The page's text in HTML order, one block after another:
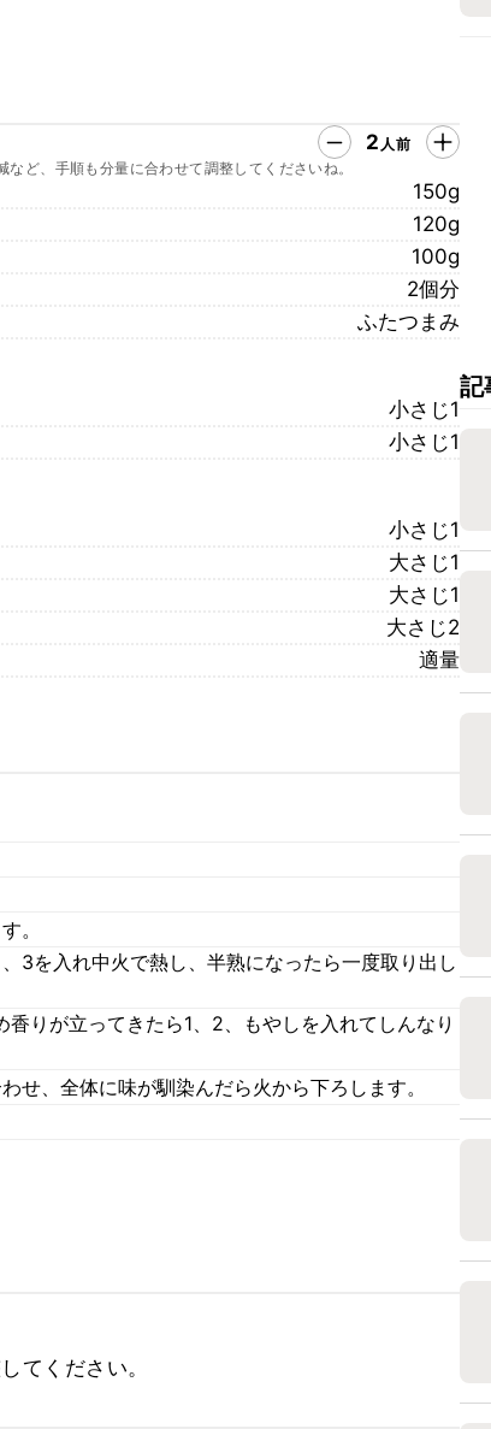
2 人前
ど、手順も分量に合わせて調整してくださいね。
150g
120g
100g
2個分
ふたつまみ
小さじ1
小さじ1
小さじ1
大さじ1
大さじ1
大さじ2
適量
。
3を入れ中火で熱し、半熟になったら一度取り出し
りが立ってきたら1、2、もやしを入れてしんなり
せ、全体に味が馴染んだら火から下ろします。
てください。
記